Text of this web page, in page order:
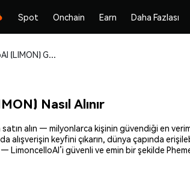
Spot Onchain Earn Daha Fazlası
LimoncelloAI (LIMON) Güvenle Satın Alın ve Saklayın
Nasıl Alınır
satın alın — milyonlarca kişinin güvendiği en
alışverişin keyfini çıkarın, dünya çapında
güvenli ve emin bir şekilde